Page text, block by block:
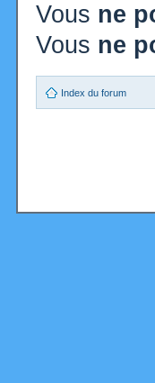
Vous ne
Vous ne
Index du forum